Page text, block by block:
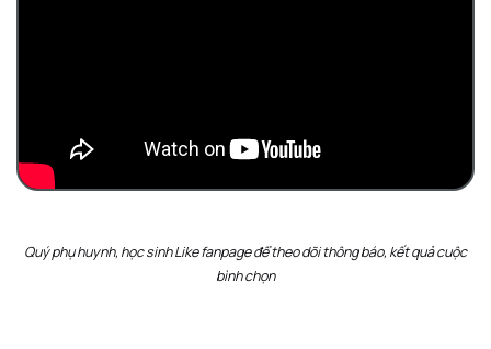
Quý phụ huynh, học sinh Like fanpage để theo dõi thông báo, kết quả cuộc
bình chọn